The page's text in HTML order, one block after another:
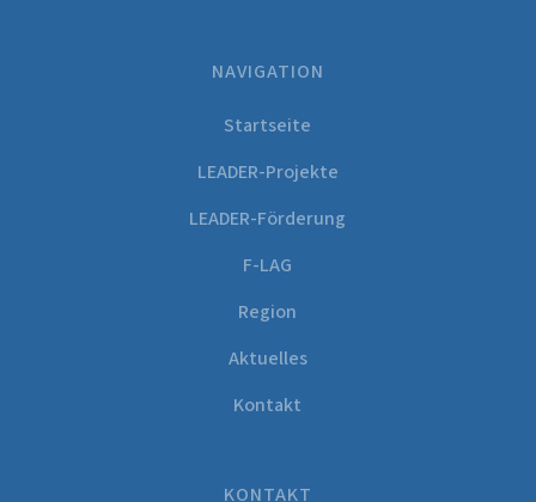
NAVIGATION
Startseite
LEADER-Projekte
LEADER-Förderung
F-LAG
Region
Aktuelles
Kontakt
KONTAKT